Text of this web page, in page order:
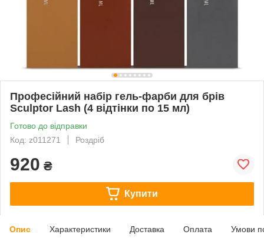
Професійний набір гель-фарби для брів
Sculptor Lash (4 відтінки по 15 мл)
Готово до відправки
Код: z011271
Роздріб
920 ₴
Купити
Опис Характеристики Доставка Оплата Умови